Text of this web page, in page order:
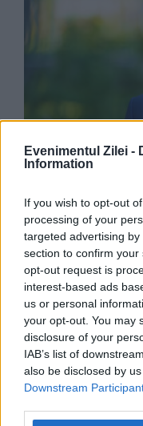
Evenimentul Zilei -
Information
If you wish to opt-out
processing of your
targeted advertising
section to confirm
opt-out request is
interest-based ads
us or personal
your opt-out. You may
disclosure of your
IAB’s list of
also be disclosed by
Downstream
Când